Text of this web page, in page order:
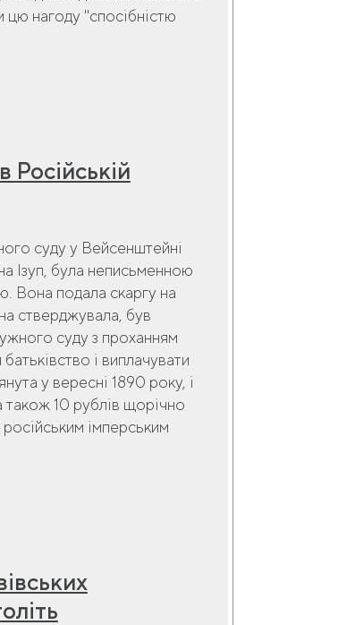
цю нагоду "спосібністю
суду у Вейсенштейні
Ізуп, була неписьменною
Вона подала скаргу на
стверджувала, був
суду з проханням
і виплачувати
у вересні 1890 року, і
також 10 рублів щорічно
російським імперським